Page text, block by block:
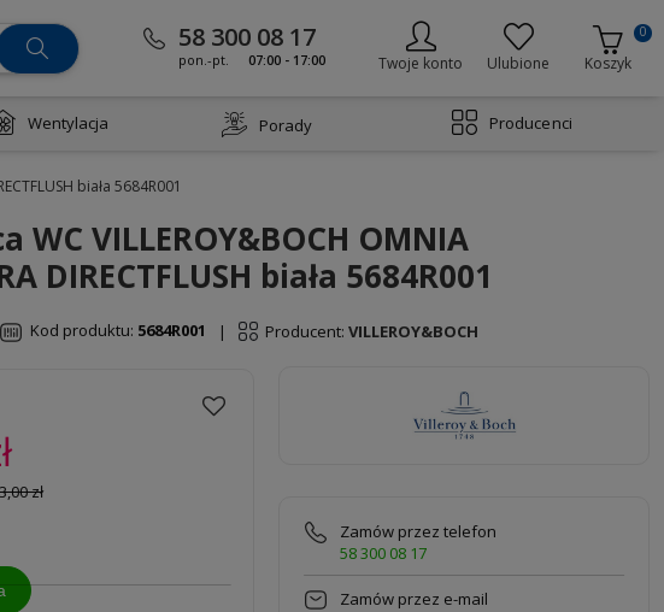
58 300 08 17
pon.-pt. 07:00 - 17:00 Twoje konto Ulubione Koszyk
0
Wentylacja Porady Producenci
biała 5684R001
WC VILLEROY&BOCH OMNIA
DIRECTFLUSH biała 5684R001
Kod produktu: 5684R001 | Producent: VILLEROY&BOCH
zł
Zamów przez telefon
58 300 08 17
Zamów przez e-mail